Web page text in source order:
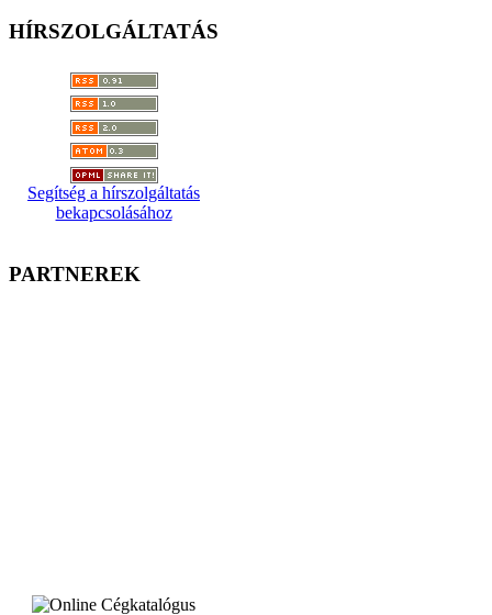
HÍRSZOLGÁLTATÁS
Segítség a hírszolgáltatás
bekapcsolásához
PARTNEREK